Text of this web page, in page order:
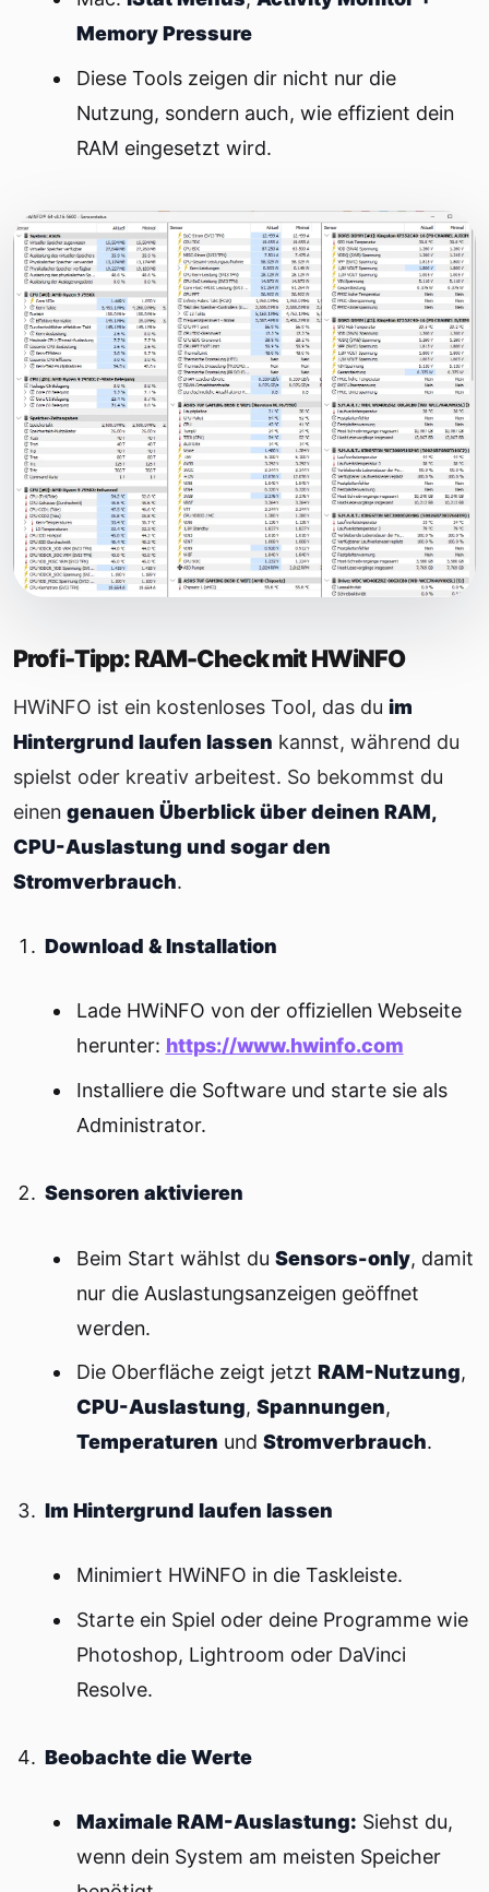
Memory Pressure
Diese Tools zeigen dir nicht nur die
Nutzung, sondern auch, wie effizient dein
RAM eingesetzt wird.
Profi-Tipp: RAM-Check mit HWiNFO
HWiNFO ist ein kostenloses Tool, das du im
Hintergrund laufen lassen kannst, während du
spielst oder kreativ arbeitest. So bekommst du
einen genauen Überblick über deinen RAM,
CPU-Auslastung und sogar den
Stromverbrauch.
Download & Installation
Lade HWiNFO von der offiziellen Webseite
herunter: https://www.hwinfo.com
Installiere die Software und starte sie als
Administrator.
Sensoren aktivieren
Beim Start wählst du Sensors-only, damit
nur die Auslastungsanzeigen geöffnet
werden.
Die Oberfläche zeigt jetzt RAM-Nutzung,
CPU-Auslastung, Spannungen,
Temperaturen und Stromverbrauch.
Im Hintergrund laufen lassen
Minimiert HWiNFO in die Taskleiste.
Starte ein Spiel oder deine Programme wie
Photoshop, Lightroom oder DaVinci
Resolve.
Beobachte die Werte
Maximale RAM-Auslastung: Siehst du,
wenn dein System am meisten Speicher